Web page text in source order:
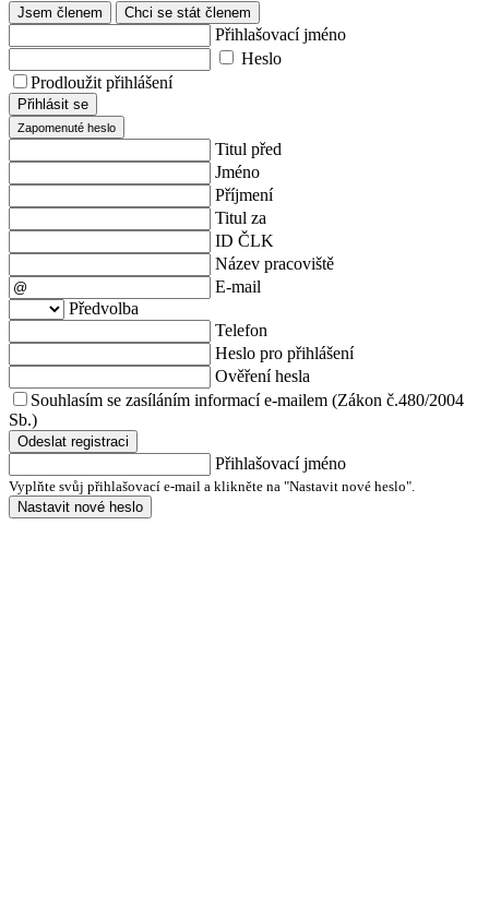
Jsem členem Chci se stát členem
Přihlašovací jméno
Heslo
Prodloužit přihlášení
Přihlásit se
Zapomenuté heslo
Titul před
Jméno
Příjmení
Titul za
ID ČLK
Název pracoviště
E-mail
Předvolba
Telefon
Heslo pro přihlášení
Ověření hesla
Souhlasím se zasíláním informací e-mailem (Zákon č.480/2004
Sb.)
Odeslat registraci
Přihlašovací jméno
Vyplňte svůj přihlašovací e-mail a klikněte na "Nastavit nové heslo".
Nastavit nové heslo